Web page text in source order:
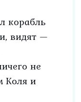
корабль
видят —
не
Коля и